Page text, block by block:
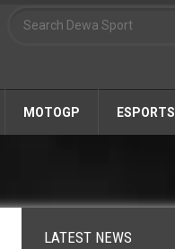
MOTOGP ESPORTS
LATEST NEWS